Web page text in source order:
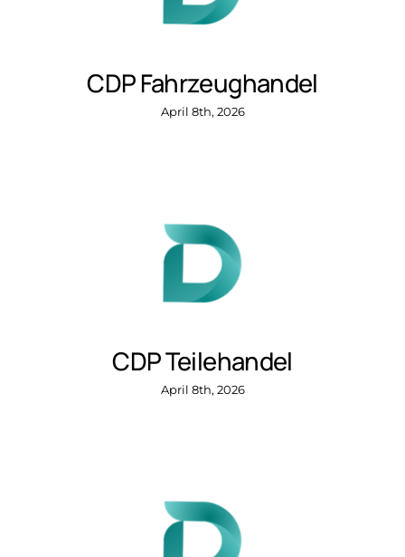
CDP Fahrzeughandel
April 8th, 2026
CDP Teilehandel
April 8th, 2026